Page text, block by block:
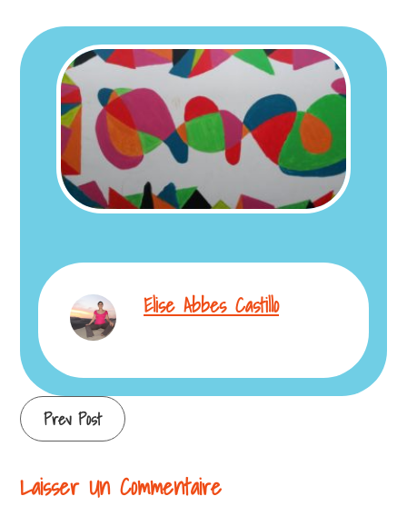
Elise Abbes Castillo
Continue
Reading
Prev Post
Laisser Un Commentaire